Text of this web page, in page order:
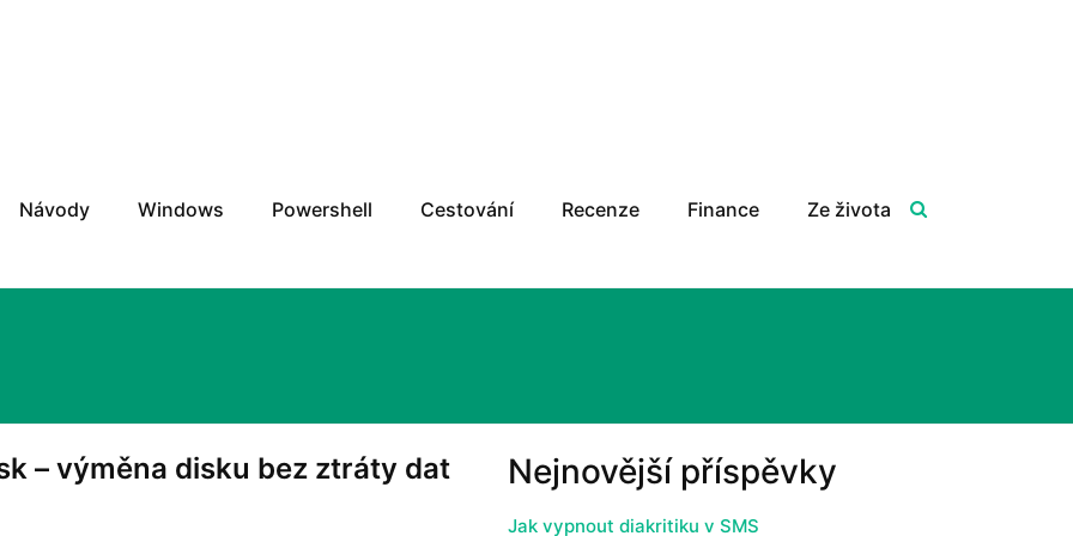
Návody Windows Powershell Cestování Recenze Finance Ze života
– výměna disku bez ztráty dat
Nejnovější příspěvky
Jak vypnout diakritiku v SMS